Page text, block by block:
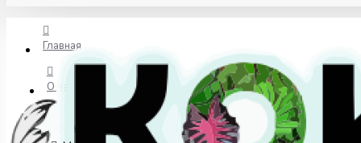
Главная
О нас
Доставка